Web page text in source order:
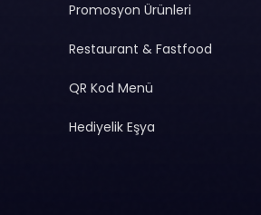
Promosyon Ürünleri
Restaurant & Fastfood
QR Kod Menü
Hediyelik Eşya